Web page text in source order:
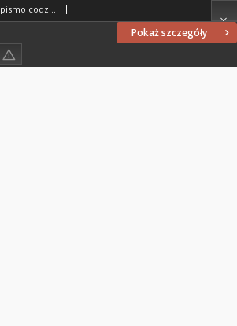
Pokaż szczegóły
Wiadomości Mazurskie : pismo codzienne. 1946 (R. 2), nr 45